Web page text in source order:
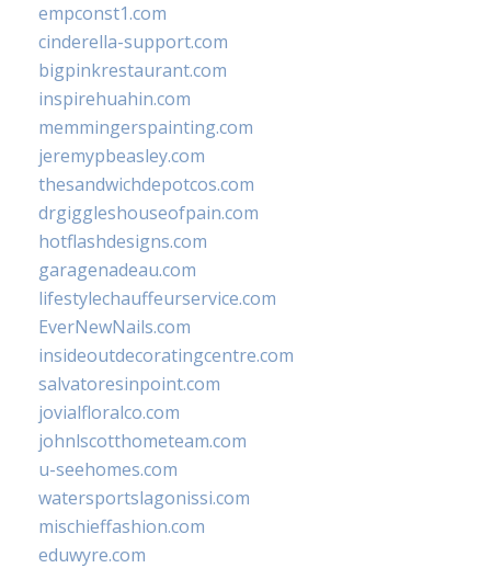
empconst1.com
cinderella-support.com
bigpinkrestaurant.com
inspirehuahin.com
memmingerspainting.com
jeremypbeasley.com
thesandwichdepotcos.com
drgiggleshouseofpain.com
hotflashdesigns.com
garagenadeau.com
lifestylechauffeurservice.com
EverNewNails.com
insideoutdecoratingcentre.com
salvatoresinpoint.com
jovialfloralco.com
johnlscotthometeam.com
u-seehomes.com
watersportslagonissi.com
mischieffashion.com
eduwyre.com